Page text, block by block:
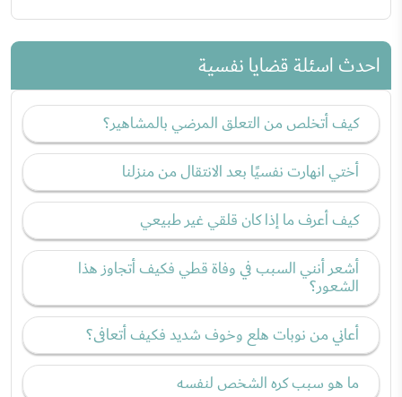
احدث اسئلة قضايا نفسية
كيف أتخلص من التعلق المرضي بالمشاهير؟
أختي انهارت نفسيًا بعد الانتقال من منزلنا
كيف أعرف ما إذا كان قلقي غير طبيعي
أشعر أنني السبب في وفاة قطي فكيف أتجاوز هذا
الشعور؟
أعاني من نوبات هلع وخوف شديد فكيف أتعافى؟
ما هو سبب كره الشخص لنفسه